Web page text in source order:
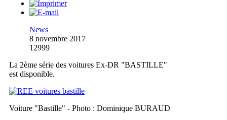
News
8 novembre 2017
12999
La 2ème série des voitures Ex-DR "BASTILLE"
est disponible.
Voiture "Bastille" - Photo : Dominique BURAUD